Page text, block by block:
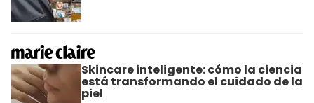
Skincare inteligente: cómo la ciencia
está transformando el cuidado de la
piel